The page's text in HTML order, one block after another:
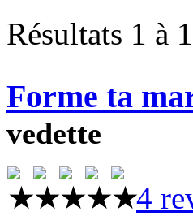
Résultats 1 à
Forme ta
vedette
4